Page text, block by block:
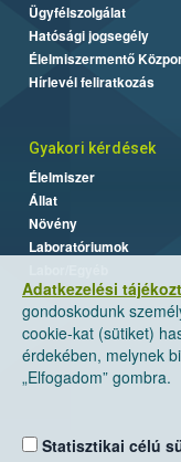
Adatkezelési
gondoskodunk
cookie-kat (sütiket)
érdekében, melynek
„Elfogadom” gombra.
Statisztikai célú
Ügyfélszolgálat
Hatósági jogsegély
Élelmiszermentő
Hírlevél feliratkozás
Gyakori kérdések
Élelmiszer
Állat
Növény
Laboratóriumok